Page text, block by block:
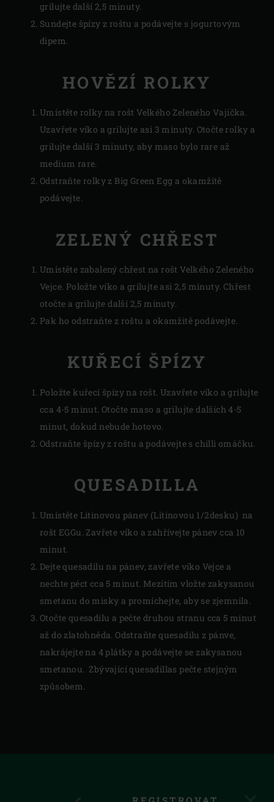
grilujte další 2,5 minuty.
Sundejte špízy z roštu a podávejte s jogurtovým
dipem.
HOVĚZÍ ROLKY
Umístěte rolky na rošt Velkého Zeleného Vajíčka.
Uzavřete víko a grilujte asi 3 minuty. Otočte rolky a
grilujte další 3 minuty, aby maso bylo rare až
medium rare.
Odstraňte rolky z Big Green Egg a okamžitě
podávejte.
ZELENÝ CHŘEST
Umístěte zabalený chřest na rošt Velkého Zeleného
Vejce. Položte víko a grilujte asi 2,5 minuty. Chřest
otočte a grilujte další 2,5 minuty.
Pak ho odstraňte z roštu a okamžitě podávejte.
KUŘECÍ ŠPÍZY
Položte kuřecí špízy na rošt. Uzavřete víko a grilujte
cca 4-5 minut. Otočte maso a grilujte dalších 4-5
minut, dokud nebude hotovo.
Odstraňte špízy z roštu a podávejte s chilli omáčku.
QUESADILLA
Umístěte Litinovou pánev (Litinovou 1/2desku) na
rošt EGGu. Zavřete víko a zahřívejte pánev cca 10
minut.
Dejte quesadilu na pánev, zavřete víko Vejce a
nechte péct cca 5 minut. Mezitím vložte zakysanou
smetanu do misky a promíchejte, aby se zjemnila.
Otočte quesadilu a pečte druhou stranu cca 5 minut
až do zlatohněda. Odstraňte quesadilu z pánve,
nakrájejte na 4 plátky a podávejte se zakysanou
smetanou. Zbývající quesadillas pečte stejným
způsobem.